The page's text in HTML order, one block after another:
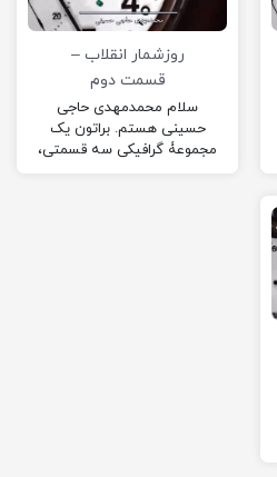
روزشمار انقلاب –
قسمت دوم
سلام محمدمهدی حاجی
حسینی هستم. براتون یک
مجموعۀ گرافیکی سه قسمتی،